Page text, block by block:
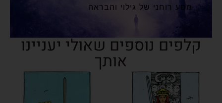
מסע רוחני של גילוי והבראה
קלפים נוספים שאולי יעניינו
אותך